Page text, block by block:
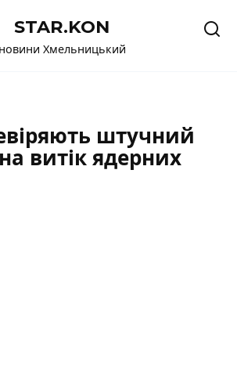
STAR.KON
новини Хмельницький
штучний
витік ядерних